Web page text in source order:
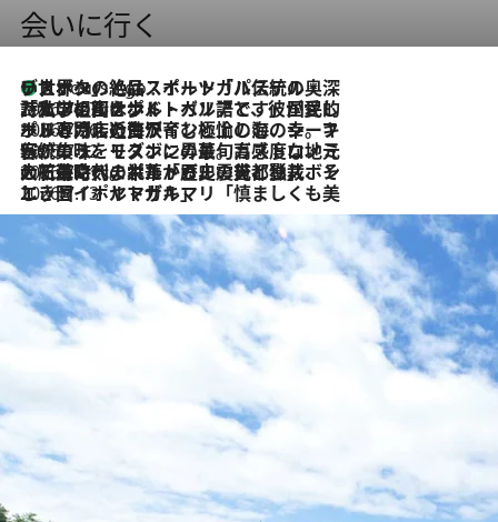
会いに行く
6 Hours Ago
リスボンの絶品スイーツ「パステル・デ・ナタ」とは？ポルトガル伝統の奥深い世界へ
2026.7.27
「私の祖国はポルトガル語です」国民的詩人フェルナンド・ペソアと、彼が愛した文学の街を歩く
2026.7.26
ポルトガル近海が育む極上の海の幸。キリリと冷えた白ワインと愉しむ、シーフード専門店の贅沢
2026.7.22
伝統の味をモダンに昇華。高感度な地元客が集う、リスボンの最旬ガストロノミー
2026.7.21
大航海時代の栄華から、震災、独裁、そして革命へ。ポルトガル・首都リスボンの石畳に刻まれた「歴史の光と影」
2026.7.13
エッセイ・ヤマザキマリ「慎ましくも美しき国 ポルトガル」